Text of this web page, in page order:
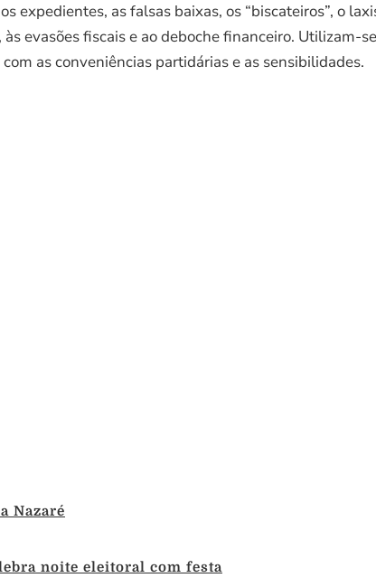
expedientes, as falsas baixas, os “biscateiros”, o
às evasões fiscais e ao deboche financeiro. Utilizam-
as conveniências partidárias e as sensibilidades.
Nazaré
noite eleitoral com festa